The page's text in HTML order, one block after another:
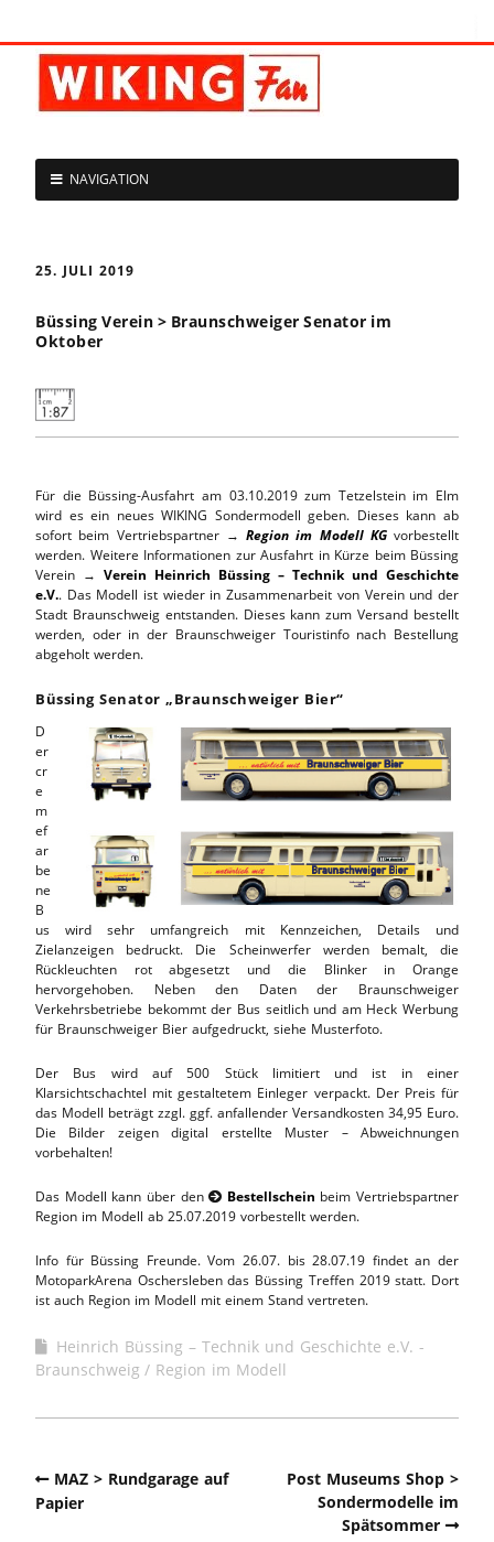
NAVIGATION
25. JULI 2019
Büssing Verein > Braunschweiger Senator im
Oktober
Für die Büssing-Ausfahrt am 03.10.2019 zum Tetzelstein im Elm
wird es ein neues WIKING Sondermodell geben. Dieses kann ab
sofort beim Vertriebspartner → Region im Modell KGvorbestellt
werden. Weitere Informationen zur Ausfahrt in Kürze beim Büssing
Verein → Verein Heinrich Büssing – Technik und Geschichte
e.V.. Das Modell ist wieder in Zusammenarbeit von Verein und der
Stadt Braunschweig entstanden. Dieses kann zum Versand bestellt
werden, oder in der Braunschweiger Touristinfo nach Bestellung
abgeholt werden.
Büssing Senator „Braunschweiger Bier“
D
er
cr
e
m
ef
ar
be
ne
B
us wird sehr umfangreich mit Kennzeichen, Details und
Zielanzeigen bedruckt. Die Scheinwerfer werden bemalt, die
Rückleuchten rot abgesetzt und die Blinker in Orange
hervorgehoben. Neben den Daten der Braunschweiger
Verkehrsbetriebe bekommt der Bus seitlich und am Heck Werbung
für Braunschweiger Bier aufgedruckt, siehe Musterfoto.
Der Bus wird auf 500 Stück limitiert und ist in einer
Klarsichtschachtel mit gestaltetem Einleger verpackt. Der Preis für
das Modell beträgt zzgl. ggf. anfallender Versandkosten 34,95 Euro.
Die Bilder zeigen digital erstellte Muster – Abweichnungen
vorbehalten!
Das Modell kann über den Bestellschein beim Vertriebspartner
Region im Modell ab 25.07.2019 vorbestellt werden.
Info für Büssing Freunde. Vom 26.07. bis 28.07.19 findet an der
MotoparkArena Oschersleben das Büssing Treffen 2019 statt. Dort
ist auch Region im Modell mit einem Stand vertreten.
Heinrich Büssing – Technik und Geschichte e.V. -
Braunschweig
Region im Modell
MAZ > Rundgarage auf
Papier
Post Museums Shop >
Sondermodelle im
Spätsommer